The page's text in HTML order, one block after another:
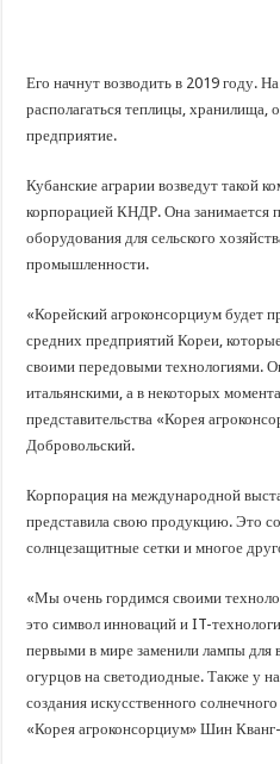
В городах и районах Кубани отметили
Стартовал прием заявок на 20-й
Его начнут возводить в 2019 году.
располагаться теплицы,
предприятие.
Кубанские аграрии возведут такой
корпорацией КНДР. Она занимается
оборудования для сельского
промышленности.
«Корейский агроконсорциум будет
средних предприятий Кореи,
своими передовыми технологиями.
итальянскими, а в некоторых
представительства «Корея
Добровольский.
Корпорация на международной
представила свою продукцию. Это
солнцезащитные сетки и многое
«Мы очень гордимся своими
это символ инноваций и IT-
первыми в мире заменили лампы
огурцов на светодиодные. Также у
создания искусственного
«Корея агроконсорциум» Шин